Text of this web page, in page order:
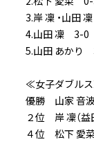
3.岸 凜 ・山田
4.山田 凜 3-
5.山田 あか
≪女子ダブル
優勝 山家 音波
２位 岸 凜（益
４位 松下 愛菜